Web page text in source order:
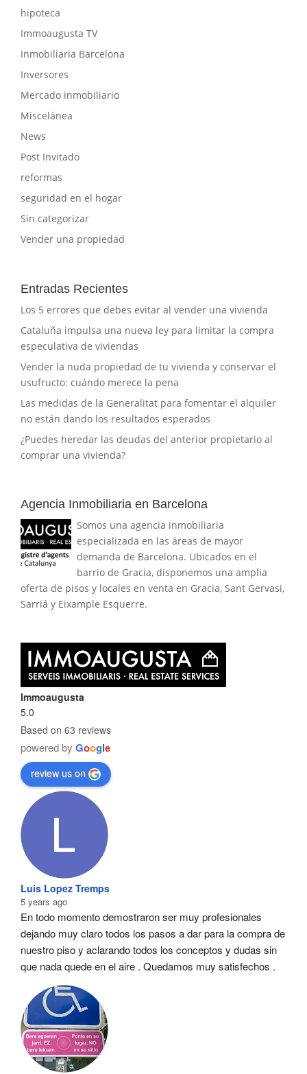
hipoteca
Immoaugusta TV
Inmobiliaria Barcelona
Inversores
Mercado inmobiliario
Miscelánea
News
Post Invitado
reformas
seguridad en el hogar
Sin categorizar
Vender una propiedad
Entradas Recientes
Los 5 errores que debes evitar al vender una vivienda
Cataluña impulsa una nueva ley para limitar la compra
especulativa de viviendas
Vender la nuda propiedad de tu vivienda y conservar el
usufructo: cuándo merece la pena
Las medidas de la Generalitat para fomentar el alquiler
no están dando los resultados esperados
¿Puedes heredar las deudas del anterior propietario al
comprar una vivienda?
Agencia Inmobiliaria en Barcelona
Somos una agencia inmobiliaria
especializada en las áreas de mayor
demanda de Barcelona. Ubicados en el
barrio de Gracia, disponemos una amplia
oferta de pisos y locales en venta en Gracia, Sant Gervasi,
Sarriá y Eixample Esquerre.
Immoaugusta
5.0
Based on 63 reviews
powered by Google
review us on
Luis Lopez Tremps
5 years ago
En todo momento demostraron ser muy profesionales
dejando muy claro todos los pasos a dar para la compra de
nuestro piso y aclarando todos los conceptos y dudas sin
que nada quede en el aire . Quedamos muy satisfechos .